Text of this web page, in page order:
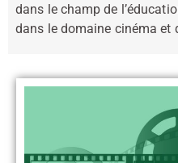
dans le champ de
dans le domaine cinéma et